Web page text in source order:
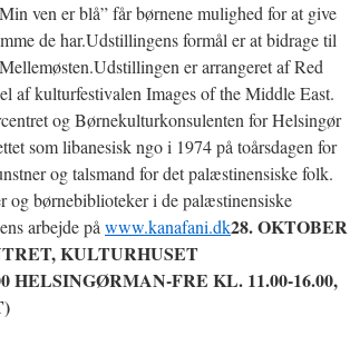
ven er blå” får børnene mulighed for at give
de har.Udstillingens formål er at bidrage til
er arrangeret af Red
af kulturfestivalen Images of the Middle East.
og Børnekulturkonsulenten for Helsingør
som libanesisk ngo i 1974 på toårsdagen for
og talsmand for det palæstinensiske folk.
og børnebiblioteker i de palæstinensiske
arbejde på www.kanafani.dk28. OKTOBER
KULTURHUSET
FRE KL. 11.00-16.00,